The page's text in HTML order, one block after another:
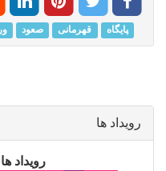
پایگاه قهرمانی صعود
رویداد ها
رویداد